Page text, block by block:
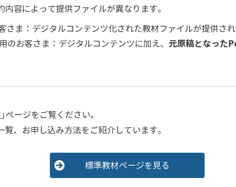
容によって提供ファイルが異なります。
さま：デジタルコンテンツ化された教材ファイルが提供され
のお客さま：デジタルコンテンツに加え、 元原稿となった
」ページをご覧ください。
、お申し込み方法をご紹介しています。
標準教材ページを見る